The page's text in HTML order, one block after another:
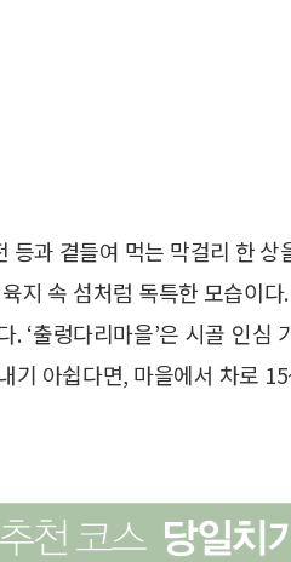
등과 곁들여 먹는 막걸리 한
지 속 섬처럼 독특한 모습이
‘출렁다리마을’은 시골 인심
기 아쉽다면, 마을에서 차로